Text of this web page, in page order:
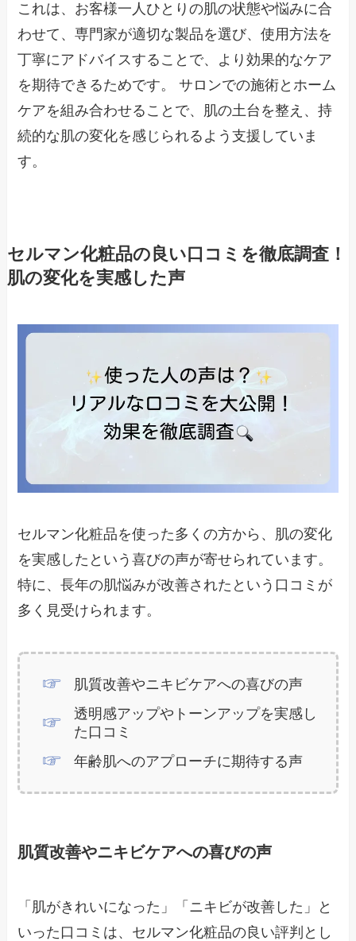
これは、お客様一人ひとりの肌の状態や悩みに合
わせて、専門家が適切な製品を選び、使用方法を
丁寧にアドバイスすることで、より効果的なケア
を期待できるためです。 サロンでの施術とホーム
ケアを組み合わせることで、肌の土台を整え、持
続的な肌の変化を感じられるよう支援していま
す。
セルマン化粧品の良い口コミを徹底調査！
肌の変化を実感した声
セルマン化粧品を使った多くの方から、肌の変化
を実感したという喜びの声が寄せられています。
特に、長年の肌悩みが改善されたという口コミが
多く見受けられます。
肌質改善やニキビケアへの喜びの声
透明感アップやトーンアップを実感し
た口コミ
年齢肌へのアプローチに期待する声
肌質改善やニキビケアへの喜びの声
「肌がきれいになった」「ニキビが改善した」と
いった口コミは、セルマン化粧品の良い評判とし